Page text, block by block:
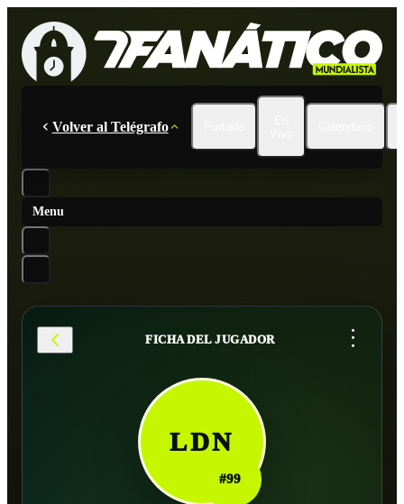
Volver al Telégrafo
Menu
FICHA DEL JUGADOR ...
LDN
#99